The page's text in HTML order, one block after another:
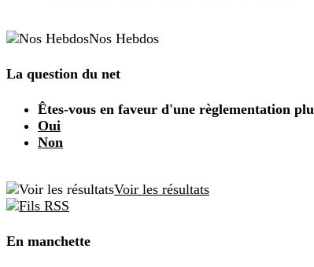
Nos Hebdos
La question du net
Êtes-vous en faveur d'une règlementation
Oui
Non
Voir les résultats
En manchette